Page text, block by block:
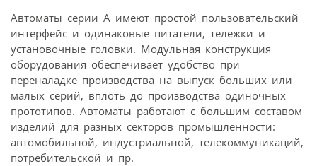
Автоматы серии А имеют простой пользовательский
интерфейс и одинаковые питатели, тележки и
установочные головки. Модульная конструкция
оборудования обеспечивает удобство при
переналадке производства на выпуск больших или
малых серий, вплоть до производства одиночных
прототипов. Автоматы работают с большим составом
изделий для разных секторов промышленности:
автомобильной, индустриальной, телекоммуникаций,
потребительской и пр.